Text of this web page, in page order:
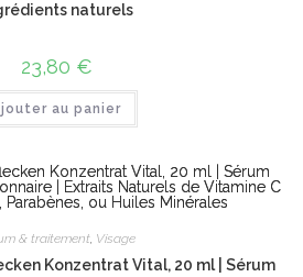
naturels
23,80 €
au panier
& traitement, Visage
Konzentrat Vital, 20 ml | Sérum